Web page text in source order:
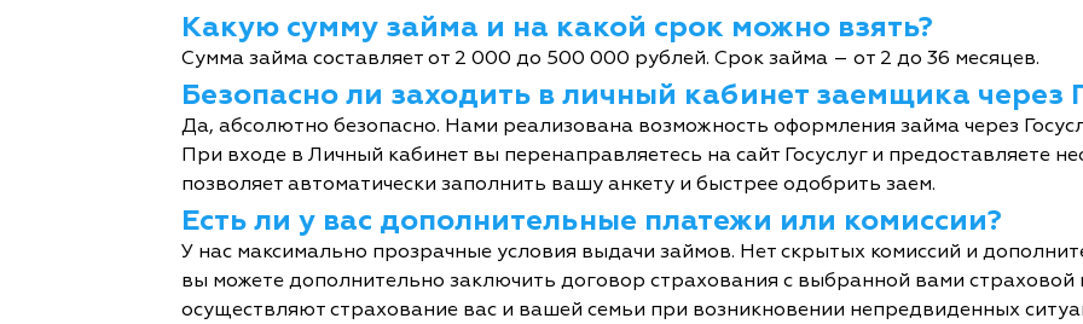
Какую сумму займа и на какой срок можно взять?
Сумма займа составляет от 2 000 до 500 000 рублей. Срок займа – от 2 до 36 месяцев.
Безопасно ли заходить в личный кабинет заемщика через
Да, абсолютно безопасно. Нами реализована возможность оформления займа через
При входе в Личный кабинет вы перенаправляетесь на сайт Госуслуг и предоставляете
позволяет автоматически заполнить вашу анкету и быстрее одобрить заем.
Есть ли у вас дополнительные платежи или комиссии?
У нас максимально прозрачные условия выдачи займов. Нет скрытых комиссий и
вы можете дополнительно заключить договор страхования с выбранной вами
осуществляют страхование вас и вашей семьи при возникновении непредвиденных